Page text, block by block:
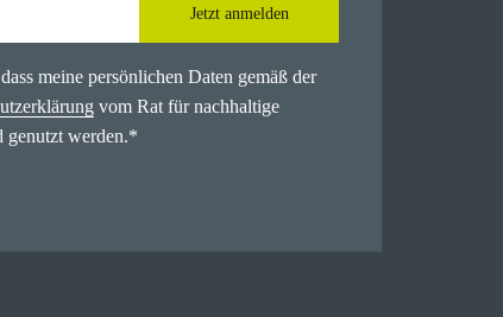
Jetzt anmelden
meine persönlichen Daten gemäß der
vom Rat für nachhaltige
genutzt werden.*